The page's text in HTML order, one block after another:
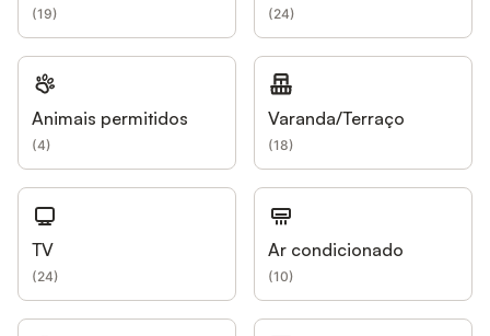
(19) (24)
Animais permitidos
(4)
Varanda/Terraço
(18)
TV
(24)
Ar condicionado
(10)